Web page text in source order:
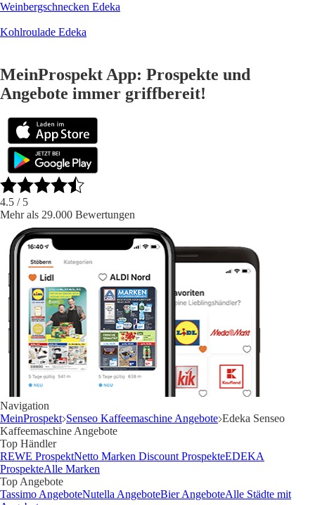
Weinbergschnecken Edeka
Kohlroulade Edeka
MeinProspekt App: Prospekte und
Angebote immer griffbereit!
4.5 / 5
Mehr als 29.000 Bewertungen
Navigation
MeinProspekt Senseo Kaffeemaschine Angebote Edeka Senseo
Kaffeemaschine Angebote
Top Händler
REWE ProspektNetto Marken Discount ProspekteEDEKA
ProspekteAlle Marken
Top Angebote
Tassimo AngeboteNutella AngeboteBier AngeboteAlle Städte mit